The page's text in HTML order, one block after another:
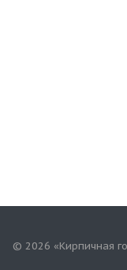
© 2026 «Кирпичная